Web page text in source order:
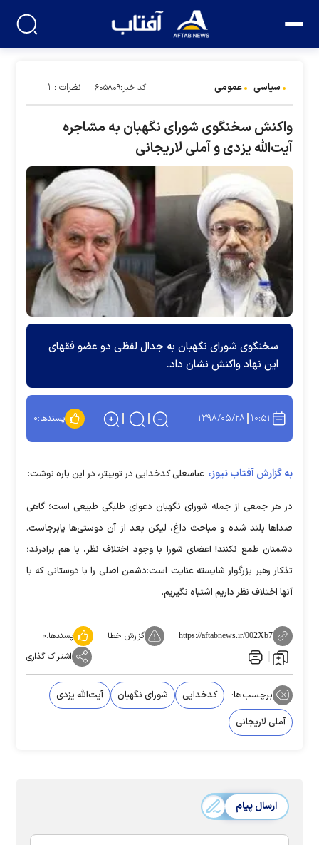
سیاسی عمومی کد خبر:۶۰۵۸۰۹ نظرات : ۱
واکنش سخنگوی شورای نگهبان به مشاجره
آیت‌الله یزدی و آملی لاریجانی
سخنگوی شورای نگهبان به جدال لفظی دو عضو فقهای
این نهاد واکنش نشان داد.
۱۰:۵۱ ۱۳۹۸/۰۵/۲۸ پسندها:۰
به گزارش آفتاب نیوز، عباسعلی کدخدایی در توییتر، در این باره نوشت:
در هر جمعی از جمله شورای نگهبان دعوای طلبگی طبیعی است؛ گاهی
صداها بلند شده و مباحث داغ، لیکن بعد از آن دوستی‌ها پابرجاست.
دشمنان طمع نکنند! اعضای شورا با وجود اختلاف نظر، با هم برادرند؛
تذکار رهبر بزرگوار شایسته عنایت است:دشمن اصلی را با دوستانی که با
آنها اختلاف نظر داریم اشتباه نگیریم.
https://aftabnews.ir/002Xb7 گزارش خطا پسندها:۰
اشتراک گذاری
برچسب‌ها: کدخدایی شورای نگهبان
آیت‌الله یزدی
آملی لاریجانی
ارسال پیام